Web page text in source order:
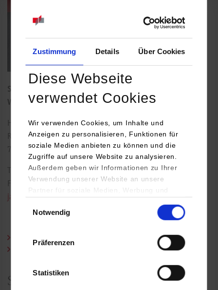
Zustimmung Details Über Cookies
Diese Webseite
verwendet Cookies
Wir verwenden Cookies, um Inhalte und
Anzeigen zu personalisieren, Funktionen für
soziale Medien anbieten zu können und die
Zugriffe auf unsere Website zu analysieren.
Außerdem geben wir Informationen zu Ihrer
Verwendung unserer Website an unsere
Partner für soziale Medien, Werbung und
YouTube, Google Maps) führen diese
Daten zusammen, die Sie ihnen bereitgestellt
haben oder die sie im Rahmen Ihrer Nutzung
Notwendig
Präferenzen
Statistiken
Studiendekan und Studiengangsleiter RSW-
Wirtschaftsprüfung
Herdweg 21
Raum: 103
70174 Stuttgart
0711/1849-532
Fax: 0711/1849-644
jan.breitweg@dhbw-stuttgart.de
Studiengangssekretariat